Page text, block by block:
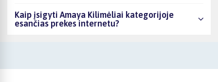
Kaip įsigyti Amaya Kilimėliai kategorijoje
esančias prekes internetu?